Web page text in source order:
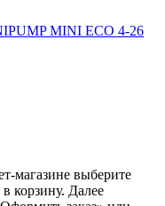
магазине выберите
корзину. Далее